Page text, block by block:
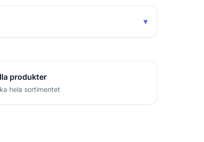
▾
produkter
hela sortimentet